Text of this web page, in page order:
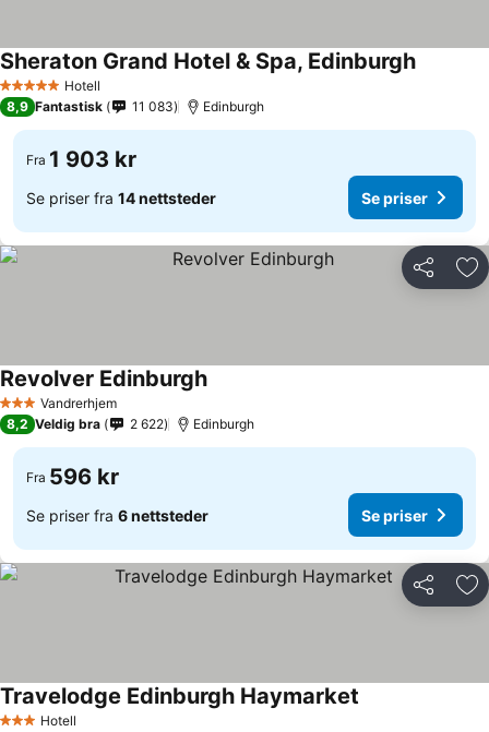
5 Stjerner Hotell
Sheraton Grand Hotel & Spa, Edinburgh
8,9 Fantastisk 11 083 Edinburgh
Fra 1 903 kr
Se priser fra 14 nettsteder Se priser
Del
3 StjernerVandrerhjem
Revolver Edinburgh
8,2 Veldig bra 2 622 Edinburgh
Fra 596 kr
Se priser fra 6 nettsteder Se priser
Del
3 StjernerHotell
Travelodge Edinburgh Haymarket